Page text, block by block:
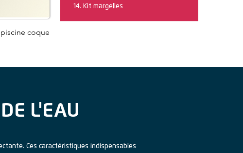
14. Kit margelles
coque
L'EAU
Ces caractéristiques indispensables